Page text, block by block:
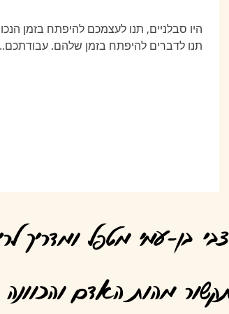
היו סבלניים, תנו לעצמכם להיפתח
תנו לדברים להיפתח בזמן שלהם. עבודתכם...
צבי בן-עמי מטפל ומדריך
מהות האדם